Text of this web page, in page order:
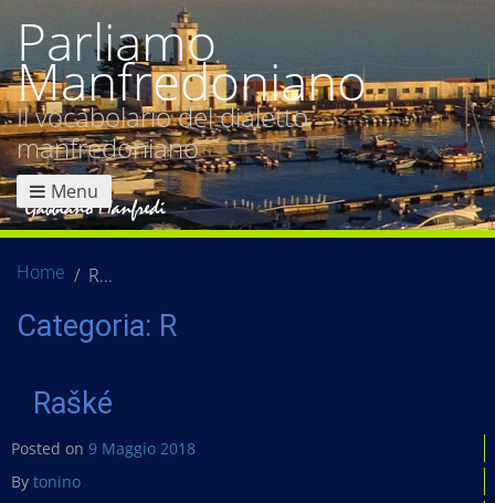
Parliamo
Manfredoniano
Il vocabolario del dialetto
manfredoniano
Menu
Home R
Categoria: R
Rašké
Posted on 9 Maggio 2018
By tonino